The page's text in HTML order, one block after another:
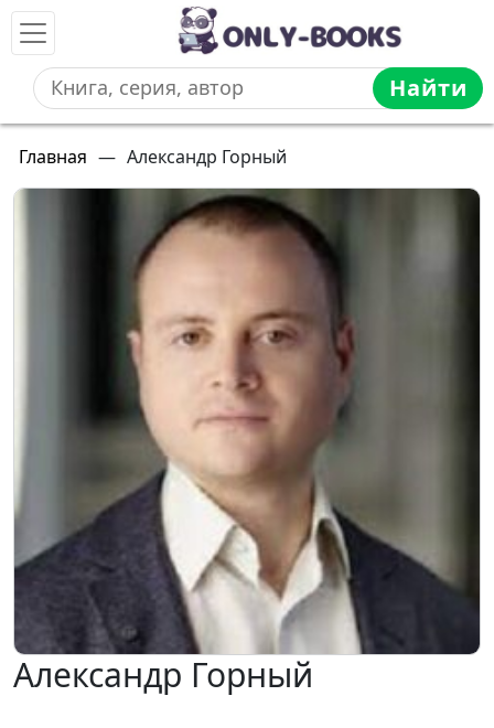
Найти
Главная — Александр Горный
Александр Горный